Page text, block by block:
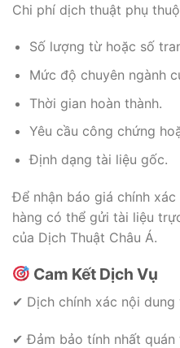
Chi phí dịch thuật phụ
Số lượng từ hoặc số
Mức độ chuyên ngành
Thời gian hoàn thành.
Yêu cầu công chứng
Định dạng tài liệu gốc.
Để nhận báo giá chính
hàng có thể gửi tài liệu
của Dịch Thuật Châu Á.
Cam Kết Dịch Vụ
✔ Dịch chính xác nội dung
✔ Đảm bảo tính nhất